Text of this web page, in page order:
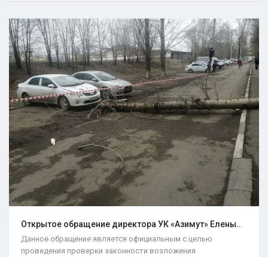
Открытое обращение директора УК «Азимут» Елены..
Данное обращение является официальным с целью
проведения проверки законности возложения